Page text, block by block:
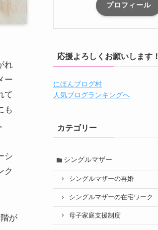
れ
ー
て
も
シ
ク
が
プロフィール
応援よろしくお願いします！
にほんブログ村
人気ブログランキングへ
カテゴリー
シングルマザー
シングルマザーの再婚
シングルマザーの在宅ワーク
母子家庭支援制度